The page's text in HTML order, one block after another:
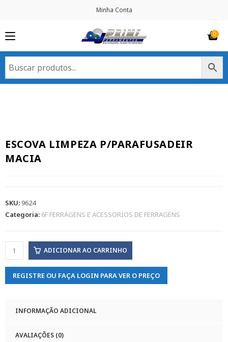
Minha Conta
ESCOVA LIMPEZA P/PARAFUSADEIR
MACIA
SKU:9624
Categoria: 6F FERRAGENS E ACESSORIOS DE FERRAGENS
ADICIONAR AO CARRINHO
REGISTRE OU FAÇA LOGIN PARA VER O PREÇO
INFORMAÇÃO ADICIONAL
AVALIAÇÕES (0)